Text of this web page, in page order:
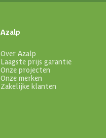
Azalp
Over Azalp
Laagste prijs garantie
Onze projecten
Onze merken
Zakelijke klanten